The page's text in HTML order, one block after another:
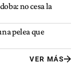
no cesa la
pelea que
VER MÁS